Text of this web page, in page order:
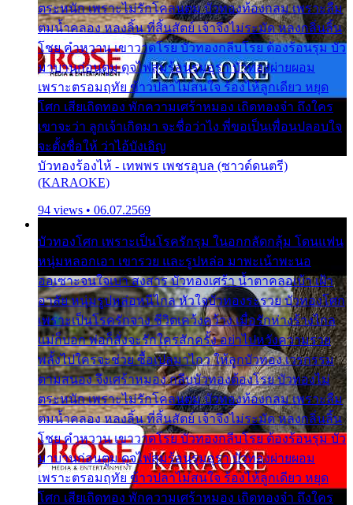
ตระหนัก เพราะไม่รักโคลนตม บัวทองท้องกลม เพราะลืม
ตมน้ำคลอง หลงลิ้น ที่สิ้นสัตย์ เจ้าจึงไม่ระมัด หลงกลิ่นลิ้น
โชย คำหวาน เขาวาดโรย บัวทองกลีบโรย ต้องร้อนรุม บัว
มาบานก่อนตูม ดุจไฟสุมร้อนรุมอุรา บัวทองผ่ายผอม
เพราะตรอมฤทัย ข้าวปลาไม่สนใจ ร้องไห้ลูกเดียว หยุด
โศก เสียเถิดทอง พักความเศร้าหมอง เถิดทองจ๋า ถึงใคร
เขาจะว่า ลูกเจ้าเกิดมา จะชื่อว่าไง พี่ขอเป็นเพื่อนปลอบใจ
จะตั้งชื่อให้ ว่าไอ้บังเอิญ
บัวทองร้องไห้ - เทพพร เพชรอุบล (ซาวด์ดนตรี)
(KARAOKE)
94 views • 06.07.2569
บัวทองโศก เพราะเป็นโรครักรุม ในอกกลัดกลุ้ม โดนแฟน
หนุ่มหลอกเอา เขารวย และรูปหล่อ มาพะเน้าพะนอ
ออเซาะจนใจเบา สงสาร บัวทองเศร้า น้ำตาคลอเบ้า เฝ้า
อาลัย หนุ่มรูปหล่อหนีไกล หัวใจบัวทองระรวย บัวทองโศก
เพราะเป็นโรครักจาง ชีวิตเคว้งคว้าง เมื่อรักห่างร้างไกล
แม่ก็บอก พ่อก็สั่งจะรักใครสักครั้ง อย่าไปหวังความรวย
พลั้งไปใครจะช่วย ซื้อเปลมาไกว ให้ลูกบัวทอง เวรกรรม
ตามสนอง จึงเศร้าหมอง กลีบบัวทองต้องโรย บัวทองไม่
ตระหนัก เพราะไม่รักโคลนตม บัวทองท้องกลม เพราะลืม
ตมน้ำคลอง หลงลิ้น ที่สิ้นสัตย์ เจ้าจึงไม่ระมัด หลงกลิ่นลิ้น
โชย คำหวาน เขาวาดโรย บัวทองกลีบโรย ต้องร้อนรุม บัว
มาบานก่อนตูม ดุจไฟสุมร้อนรุมอุรา บัวทองผ่ายผอม
เพราะตรอมฤทัย ข้าวปลาไม่สนใจ ร้องไห้ลูกเดียว หยุด
โศก เสียเถิดทอง พักความเศร้าหมอง เถิดทองจ๋า ถึงใคร